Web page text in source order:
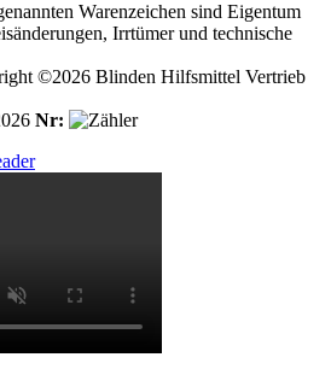
Warenzeichen sind Eigentum
Irrtümer und technische
©2026 Blinden Hilfsmittel Vertrieb
Nr: